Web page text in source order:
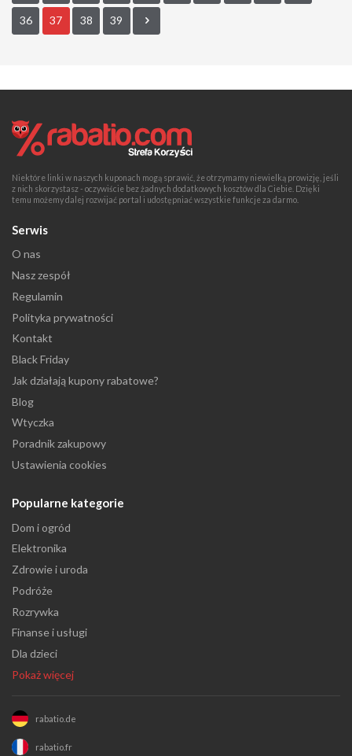
36 37 38 39
Niektóre linki w naszych kuponach mogą sprawić, że otrzymamy niewielką prowizję, jeśli
z nich skorzystasz - oczywiście bez żadnych dodatkowych kosztów dla Ciebie. Dzięki
temu możemy dalej rozwijać portal i udostępniać wszystkie funkcje za darmo.
Serwis
O nas
Nasz zespół
Regulamin
Polityka prywatności
Kontakt
Black Friday
Jak działają kupony rabatowe?
Blog
Wtyczka
Poradnik zakupowy
Ustawienia cookies
Popularne kategorie
Dom i ogród
Elektronika
Zdrowie i uroda
Podróże
Rozrywka
Finanse i usługi
Dla dzieci
Pokaż więcej
rabatio.de
rabatio.fr